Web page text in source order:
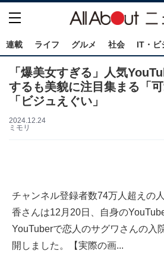
連載 ライフ グルメ 社会 IT・ビ
「爆美女すぎる」人気
するも美貌に注目集まる「可
「ビジュえぐい」
2024.12.24
ミモリ
チャンネル登録者数74万人超えの
香さんは12月20日、自身の
YouTuberで恋人のサグワさんの入
開しました。【実際の画...